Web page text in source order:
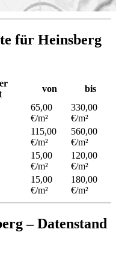
für Heinsberg
von bis
65,00
€/m²
330,00
€/m²
115,00
€/m²
560,00
€/m²
15,00
€/m²
120,00
€/m²
15,00
€/m²
180,00
€/m²
– Datenstand